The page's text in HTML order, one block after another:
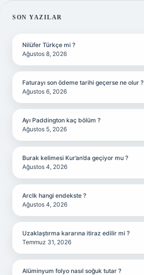
SIDEBAR
SON YAZILAR
Nilüfer Türkçe mi ?
Ağustos 8, 2026
Faturayı son ödeme tarihi geçerse ne olur ?
Ağustos 6, 2026
Ayı Paddington kaç bölüm ?
Ağustos 5, 2026
Burak kelimesi Kur’an’da geçiyor mu ?
Ağustos 4, 2026
Arclk hangi endekste ?
Ağustos 4, 2026
Uzaklaştırma kararına itiraz edilir mi ?
Temmuz 31, 2026
Alüminyum folyo nasıl soğuk tutar ?